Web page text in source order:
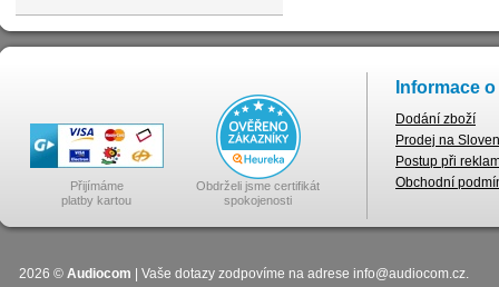
Přijímáme
platby kartou
Obdrželi jsme certifikát
spokojenosti
Informace
Dodání zboží
Prodej na
Postup při
Obchodní
2026 © Audiocom | Vaše dotazy zodpovíme na adrese info@audiocom.cz.